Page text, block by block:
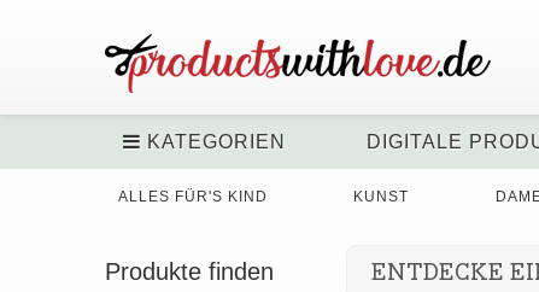
KATEGORIEN DIGITALE
ALLES FÜR'S KIND KUNST
Produkte finden ENTDECKE